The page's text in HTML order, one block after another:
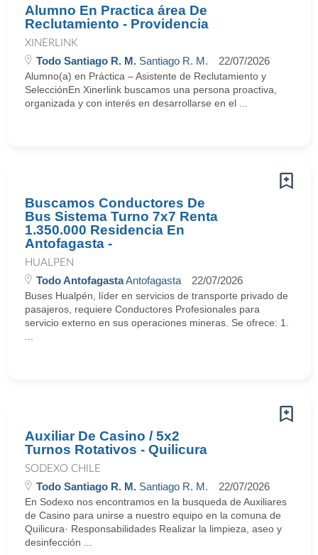
Alumno En Practica área De
Reclutamiento - Providencia
XINERLINK
Todo Santiago R. M. Santiago R. M. 22/07/2026
Alumno(a) en Práctica – Asistente de Reclutamiento y
SelecciónEn Xinerlink buscamos una persona proactiva,
organizada y con interés en desarrollarse en el ...
Buscamos Conductores De
Bus Sistema Turno 7x7 Renta
1.350.000 Residencia En
Antofagasta -
HUALPEN
Todo AntofagastaAntofagasta 22/07/2026
Buses Hualpén, líder en servicios de transporte privado de
pasajeros, requiere Conductores Profesionales para
servicio externo en sus operaciones mineras. Se ofrece: 1.
Auxiliar De Casino / 5x2
Turnos Rotativos - Quilicura
SODEXO CHILE
Todo Santiago R. M. Santiago R. M. 22/07/2026
En Sodexo nos encontramos en la busqueda de Auxiliares
de Casino para unirse a nuestro equipo en la comuna de
Quilicura· Responsabilidades Realizar la limpieza, aseo y
desinfección ...